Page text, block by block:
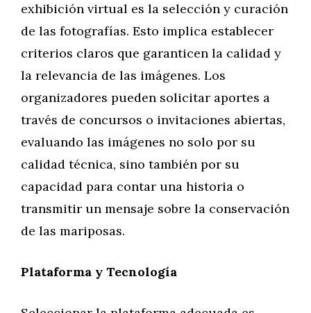
exhibición virtual es la selección y curación
de las fotografías. Esto implica establecer
criterios claros que garanticen la calidad y
la relevancia de las imágenes. Los
organizadores pueden solicitar aportes a
través de concursos o invitaciones abiertas,
evaluando las imágenes no solo por su
calidad técnica, sino también por su
capacidad para contar una historia o
transmitir un mensaje sobre la conservación
de las mariposas.
Plataforma y Tecnología